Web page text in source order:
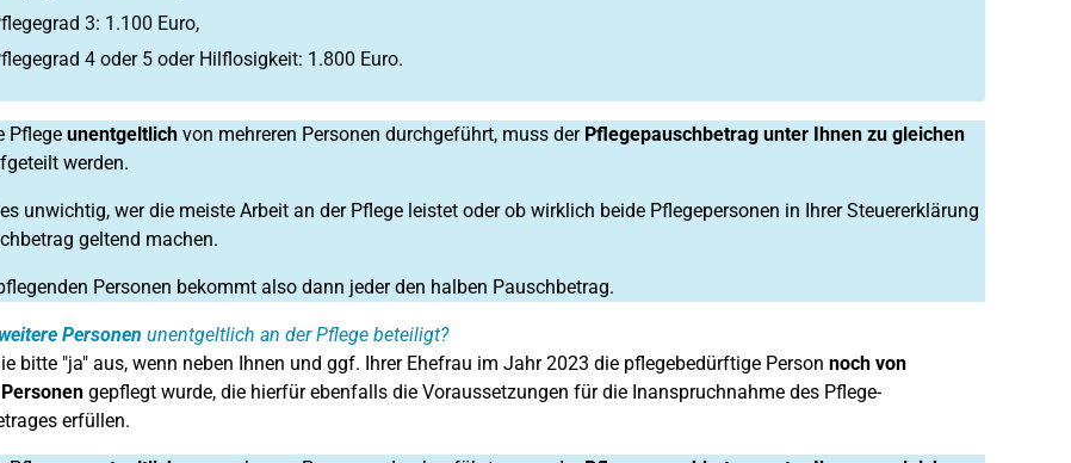
3: 1.100 Euro,
4 oder 5 oder Hilflosigkeit: 1.800 Euro.
Pflege unentgeltlichvon mehreren Personen durchgeführt, muss derPflegepauschbetrag unter Ihnen zu gleichen
werden.
unwichtig, wer die meiste Arbeit an der Pflege leistet oder ob wirklich beide Pflegepersonen in Ihrer Steuererklärung
geltend machen.
Personen bekommt also dann jeder den halben Pauschbetrag.
weitere Personen unentgeltlich an der Pflege beteiligt?
bitte "ja" aus, wenn neben Ihnen und ggf. Ihrer Ehefrau im Jahr 2023 die pflegebedürftige Person noch von
gepflegt wurde, die hierfür ebenfalls die Voraussetzungen für die Inanspruchnahme des Pflege-
erfüllen.